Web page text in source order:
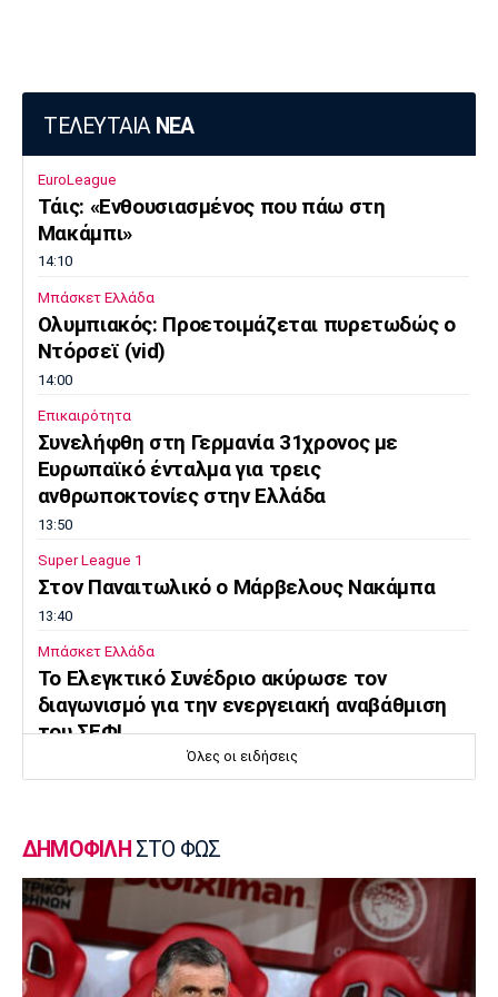
ΤΕΛΕΥΤΑΙΑ ΝΕΑ
EuroLeague
Τάις: «Ενθουσιασμένος που πάω στη
Μακάμπι»
14:10
Μπάσκετ Ελλάδα
Ολυμπιακός: Προετοιμάζεται πυρετωδώς ο
Ντόρσεϊ (vid)
14:00
Επικαιρότητα
Συνελήφθη στη Γερμανία 31χρονος με
Ευρωπαϊκό ένταλμα για τρεις
ανθρωποκτονίες στην Ελλάδα
13:50
Super League 1
Στον Παναιτωλικό ο Μάρβελους Νακάμπα
13:40
Μπάσκετ Ελλάδα
Το Ελεγκτικό Συνέδριο ακύρωσε τον
διαγωνισμό για την ενεργειακή αναβάθμιση
του ΣΕΦ!
13:20
Μπάσκετ
Στη Μπανταλόνα για ένα χρόνο ο Μπούγκι
Έλις
13:10
Όλες οι ειδήσεις
ΔΗΜΟΦΙΛΗ ΣΤΟ ΦΩΣ